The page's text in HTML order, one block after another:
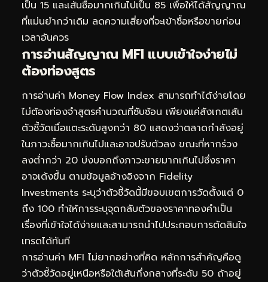
เป็น 15 และเส้นซื้อมากเกินไปเป็น 85 เพื่อให้ได้สัญญาณ
ที่แม่นยำกว่าเดิม ลดความเสี่ยงที่จะเข้าซื้อหรือขายก่อน
เวลาอันควร
การอ่านสัญญาณ MFI แบบเข้าใจง่ายไม่
ต้องท่องสูตร
การอ่านค่า Money Flow Index สามารถทำได้ง่ายโดย
ไม่ต้องท่องจำสูตรคำนวณที่ซับซ้อน เพียงแค่สังเกตเส้น
ตัวชี้วัดเมื่อแตะระดับสูงกว่า 80 แสดงว่าตลาดกำลังอยู่
ในภาวะซื้อมากเกินไปและอาจปรับตัวลง ขณะที่หากร่วง
ลงต่ำกว่า 20 บ่งบอกถึงภาวะขายมากเกินไปซึ่งราคา
อาจเด้งขึ้น ตามข้อมูลอ้างอิงจาก Fidelity
Investments ระบุว่าตัวชี้วัดนี้มีขอบเขตการวัดตั้งแต่ 0
ถึง 100 ทำให้การระบุจุดกลับตัวของราคาทองคำเป็น
เรื่องที่เข้าใจได้ง่ายและสามารถนำไปประกอบการตัดสินใจ
เทรดได้ทันที
การอ่านค่า MFI ไม่ยากอย่างที่คิด หลักการสำคัญคือดู
ว่าตัวชี้วัดอยู่เหนือหรือใต้เส้นกึ่งกลางที่ระดับ 50 ถ้าอยู่